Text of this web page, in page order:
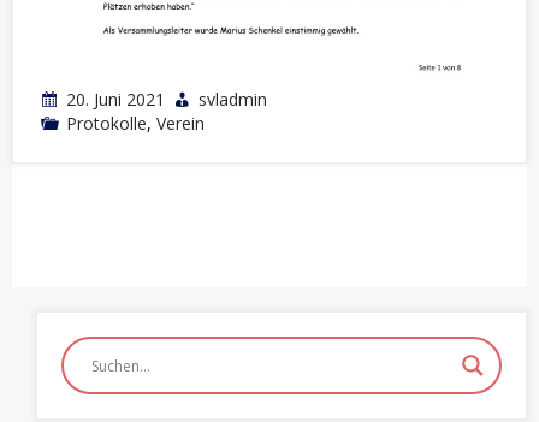
20. Juni 2021
svladmin
Protokolle, Verein